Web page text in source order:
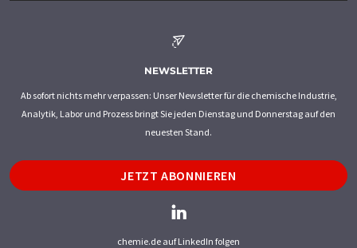
NEWSLETTER
Ab sofort nichts mehr verpassen: Unser Newsletter für die chemische Industrie,
Analytik, Labor und Prozess bringt Sie jeden Dienstag und Donnerstag auf den
neuesten Stand.
JETZT ABONNIEREN
chemie.de auf LinkedIn folgen